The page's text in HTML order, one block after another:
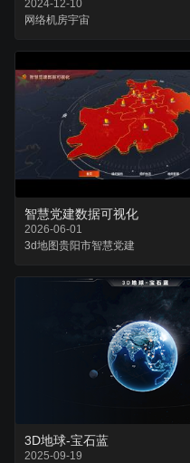
2024-12-10
网络机房宇宙
智慧党建数据可视化
2026-06-01
3d地图贵阳市智慧党建
3D地球-宝石蓝
2025-09-19